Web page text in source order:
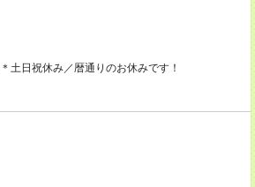
日祝休み／暦通りのお休みです！